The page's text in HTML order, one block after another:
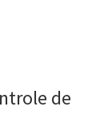
de